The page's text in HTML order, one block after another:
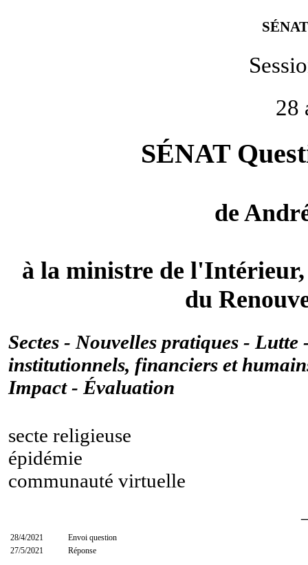
28
SÉNAT
de
à la ministre de
du
Sectes - Nouvelles pratiques -
institutionnels, financiers et
Impact - Évaluation
secte religieuse
épidémie
communauté virtuelle
28/4/2021
Envoi question
27/5/2021
Réponse